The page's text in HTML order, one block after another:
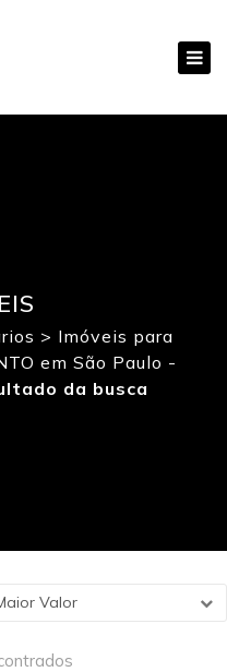
> Imóveis para
em São Paulo -
da busca
Valor